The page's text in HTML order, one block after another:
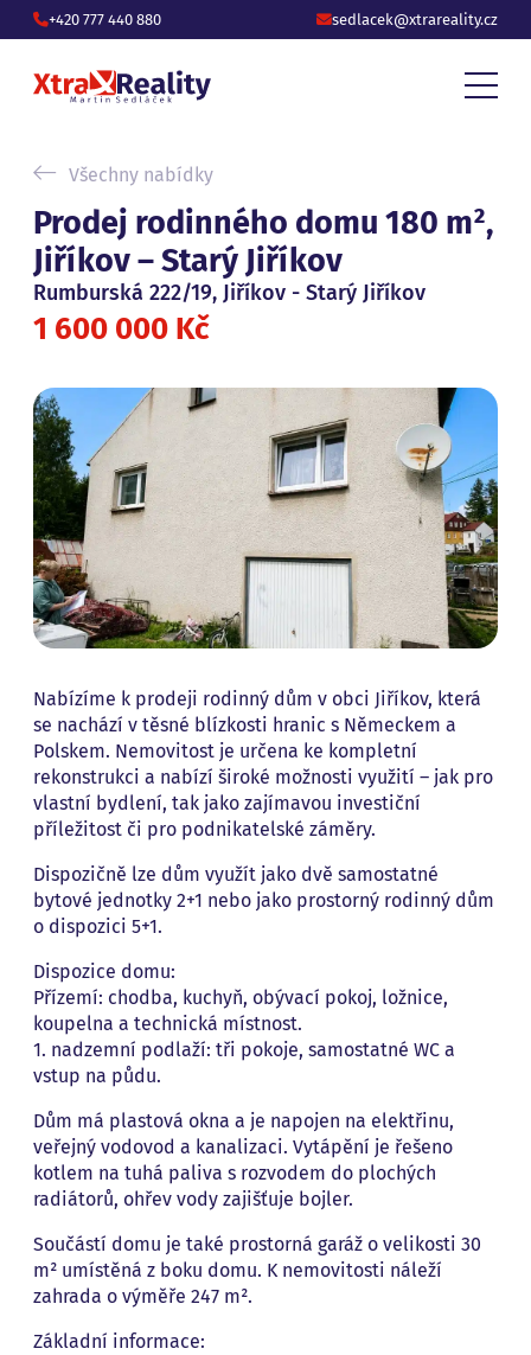
+420 777 440 880 sedlacek@xtrareality.cz
Všechny nabídky
Prodej rodinného domu 180 m²,
Jiříkov – Starý Jiříkov
Rumburská 222/19, Jiříkov - Starý Jiříkov
1 600 000 Kč
Nabízíme k prodeji rodinný dům v obci Jiříkov, která
se nachází v těsné blízkosti hranic s Německem a
Polskem. Nemovitost je určena ke kompletní
rekonstrukci a nabízí široké možnosti využití – jak pro
vlastní bydlení, tak jako zajímavou investiční
příležitost či pro podnikatelské záměry.
Dispozičně lze dům využít jako dvě samostatné
bytové jednotky 2+1 nebo jako prostorný rodinný dům
o dispozici 5+1.
Dispozice domu:
Přízemí: chodba, kuchyň, obývací pokoj, ložnice,
koupelna a technická místnost.
1. nadzemní podlaží: tři pokoje, samostatné WC a
vstup na půdu.
Dům má plastová okna a je napojen na elektřinu,
veřejný vodovod a kanalizaci. Vytápění je řešeno
kotlem na tuhá paliva s rozvodem do plochých
radiátorů, ohřev vody zajišťuje bojler.
Součástí domu je také prostorná garáž o velikosti 30
m² umístěná z boku domu. K nemovitosti náleží
zahrada o výměře 247 m².
Základní informace: